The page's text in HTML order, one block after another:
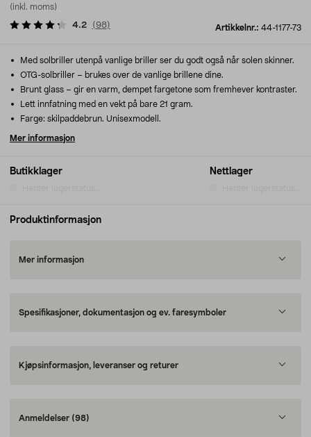
(inkl. moms)
Artikkelnr.: 44-1177-73
4.2 (98)
Butikklager Nettlager
Med solbriller utenpå vanlige briller ser du godt også når solen skinner.
OTG-solbriller – brukes over de vanlige brillene dine.
Brunt glass – gir en varm, dempet fargetone som fremhever kontraster.
Lett innfatning med en vekt på bare 21 gram.
Farge: skilpaddebrun. Unisexmodell.
Mer informasjon
Produktinformasjon
Mer informasjon
Spesifikasjoner, dokumentasjon og ev. faresymboler
Kjøpsinformasjon, leveranser og returer
Anmeldelser (98)